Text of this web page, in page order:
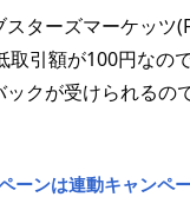
ターズマーケッツ
取引額が100円なの
ックが受けられるの
ーンは連動キャンペ